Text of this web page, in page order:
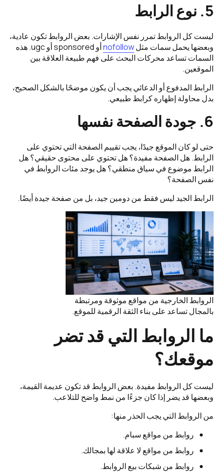
5. نوع الرابط
ليست كل الروابط تمرر نفس الإشارات. بعض الروابط تكون عادية،
وبعضها يحمل سمات مثلnofollow
أو sponsored أو ugc. هذه
السمات تساعد محركات البحث على فهم طبيعة العلاقة بين
الموقعين.
الرابط المدفوع أو الدعائي يجب أن يكون موضحًا بالشكل الصحيح،
بدل محاولة إظهاره كرابط طبيعي.
6. جودة الصفحة نفسها
حتى لو كان الموقع جيدًا، يجب تقييم الصفحة التي تحتوي على
الرابط. هل الصفحة مفيدة؟ هل تحتوي على محتوى حقيقي؟ هل
الرابط موضوع في سياق منطقي؟ هل يوجد مئات الروابط في
نفس الصفحة؟
الرابط الجيد ليس فقط من دومين جيد، بل من صفحة جيدة أيضًا.
الروابط الخارجية من مواقع موثوقة ومرتبطة
بالمجال تساعد على بناء الثقة الرقمية للموقع.
ما الروابط التي قد تضر
موقعك؟
ليست كل الروابط مفيدة. بعض الروابط قد تكون عديمة القيمة،
وبعضها قد يضر إذا كان جزءًا من نمط واضح للتلاعب.
من الروابط التي يجب الحذر منها:
روابط من مواقع سبام.
روابط من مواقع لا علاقة لها بمجالك.
روابط من شبكات بيع الروابط.